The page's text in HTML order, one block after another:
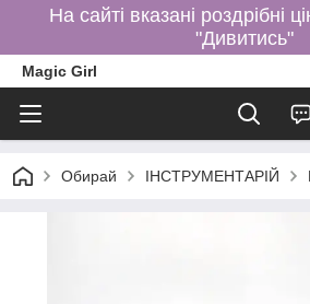
На сайті вказані роздрібні
"Дивитись"
Magic Girl
Обирай ІНСТРУМЕНТАРІЙ